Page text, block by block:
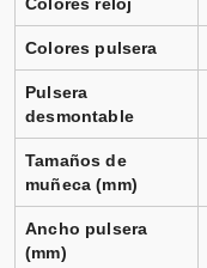
Colores reloj
Colores pulsera
Pulsera
desmontable
Tamaños de
muñeca (mm)
Ancho pulsera
(mm)